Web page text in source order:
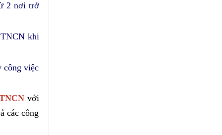
2 nơi trở
TNCN khi
công việc
với
các công